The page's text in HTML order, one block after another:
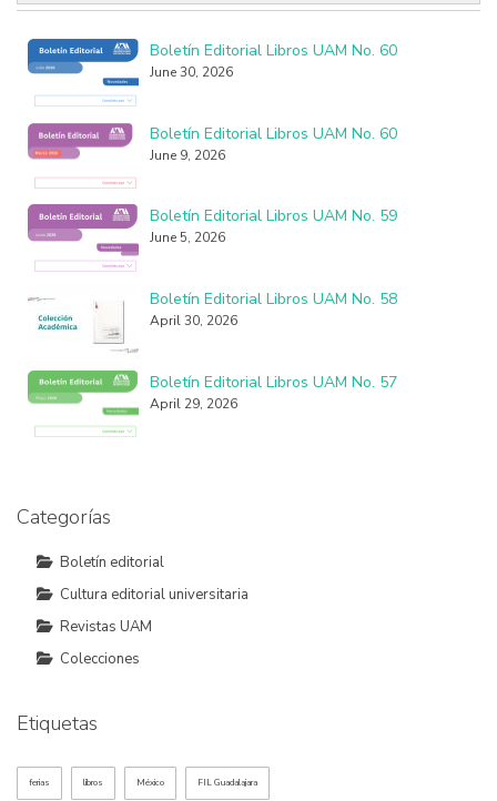
Boletín Editorial Libros UAM No. 60
June 30, 2026
Boletín Editorial Libros UAM No. 60
June 9, 2026
Boletín Editorial Libros UAM No. 59
June 5, 2026
Boletín Editorial Libros UAM No. 58
April 30, 2026
Boletín Editorial Libros UAM No. 57
April 29, 2026
Categorías
Boletín editorial
Cultura editorial universitaria
Revistas UAM
Colecciones
Etiquetas
ferias libros México FIL Guadalajara